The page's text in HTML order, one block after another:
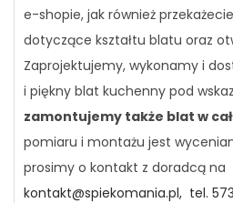
e-shopie, jak również
dotyczące kształtu blatu oraz
Zaprojektujemy, wykonamy i
i piękny blat kuchenny pod
zamontujemy także blat w
pomiaru i montażu jest
prosimy o kontakt z doradcą na
kontakt@spiekomania.pl, tel.